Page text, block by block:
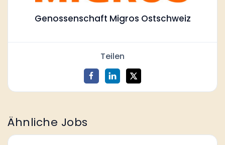
Genossenschaft Migros Ostschweiz
Teilen
Ähnliche Jobs